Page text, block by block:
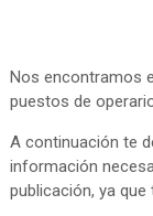
Nos encontramos
puestos de
A continuación te
información
publicación, ya